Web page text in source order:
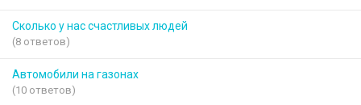
Сколько у нас счастливых людей
(8 ответов)
Автомобили на газонах
(10 ответов)